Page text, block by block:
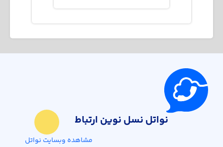
نواتل نسل نوین ارتباط
مشاهده وبسایت نواتل